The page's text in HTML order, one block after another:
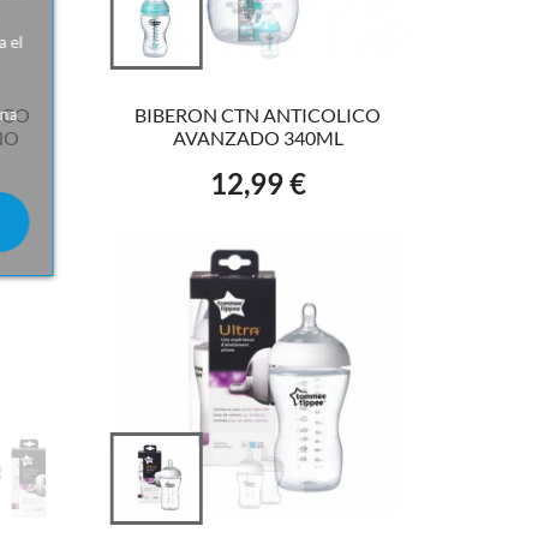
el
VER EL PRODUCTO
BIBERON CTN ANTICOLICO
AVANZADO 340ML
Precio
12,99 €
VER EL PRODUCTO